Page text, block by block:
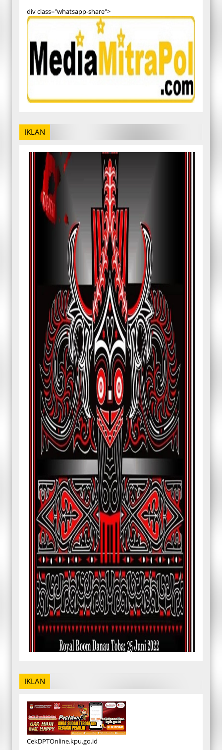
div class="whatsapp-share">
IKLAN
IKLAN
CekDPTOnline.kpu.go.id